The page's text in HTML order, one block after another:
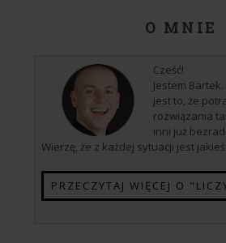
O MNIE
Cześć!
Jestem
jest to, że
rozwiązania
inni już
Wierzę, że z każdej sytuacji jest
PRZECZYTAJ WIĘCEJ O